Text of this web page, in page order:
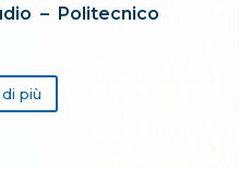
– Politecnico
più